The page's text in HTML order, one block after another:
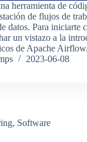
herramienta de
de flujos de
datos. Para iniciarte
un vistazo a la
de Apache
2023-06-08
, Software